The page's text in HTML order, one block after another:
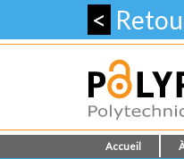
<
Accueil